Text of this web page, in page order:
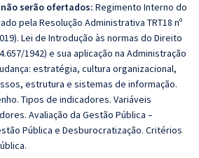
serão ofertados: Regimento Interno do
pela Resolução Administrativa TRT18 nº
Lei de Introdução às normas do Direito
1942) e sua aplicação na Administração
estratégia, cultura organizacional,
estrutura e sistemas de informação.
Tipos de indicadores. Variáveis
Avaliação da Gestão Pública –
Pública e Desburocratização. Critérios